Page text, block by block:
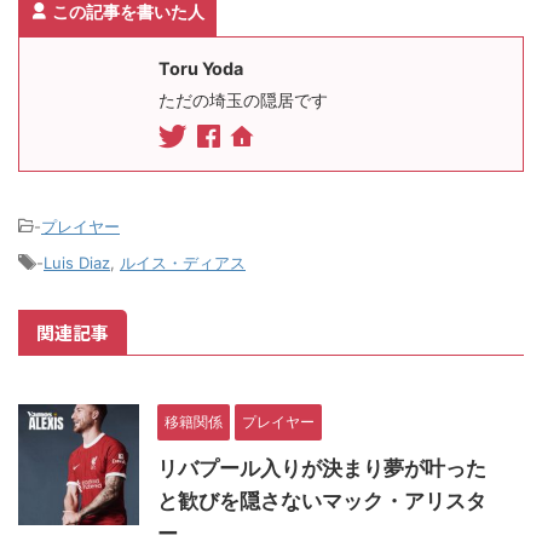
この記事を書いた人
Toru Yoda
ただの埼玉の隠居です
-プレイヤー
-Luis Diaz ルイス・ディアス
関連記事
移籍関係 プレイヤー
リバプール入りが決まり夢が叶った
と歓びを隠さないマック・アリスタ
ー